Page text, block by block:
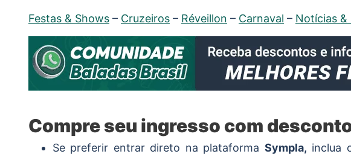
Festas & Shows – Cruzeiros – Réveillon – Carnaval – Notícias &
Compre seu ingresso com
Se preferir entrar direto na plataforma Sympla, inclua